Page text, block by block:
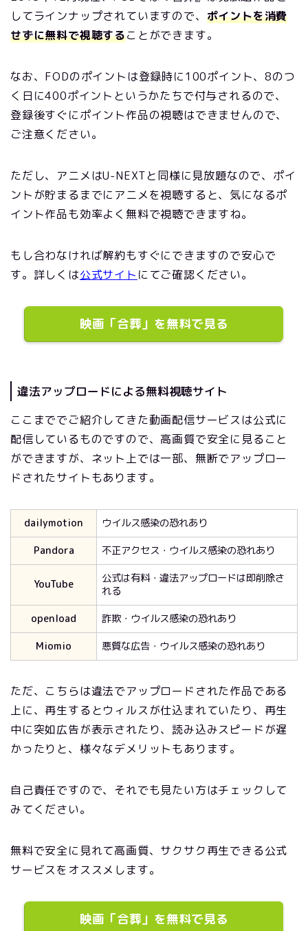
してラインナップされていますので、 ポイントを消費
せずに無料で視聴することができます。
なお、FODのポイントは登録時に100ポイント、8のつ
く日に400ポイントというかたちで付与されるので、
登録後すぐにポイント作品の視聴はできませんので、
ご注意ください。
ただし、アニメはU-NEXTと同様に見放題なので、ポイ
ントが貯まるまでにアニメを視聴すると、気になるポ
イント作品も効率よく無料で視聴できますね。
もし合わなければ解約もすぐにできますので安心で
す。詳しくは公式サイト にてご確認ください。
映画「合葬」を無料で見る
違法アップロードによる無料視聴サイト
ここまででご紹介してきた動画配信サービスは公式に
配信しているものですので、高画質で安全に見ること
ができますが、ネット上では一部、無断でアップロー
ドされたサイトもあります。
dailymotion
ウイルス感染の恐れあり
Pandora
不正アクセス・ウイルス感染の恐れあり
YouTube
公式は有料・違法アップロードは即削除さ
れる
openload
詐欺・ウイルス感染の恐れあり
Miomio
悪質な広告・ウイルス感染の恐れあり
ただ、こちらは違法でアップロードされた作品である
上に、再生するとウィルスが仕込まれていたり、再生
中に突如広告が表示されたり、読み込みスピードが遅
かったりと、様々なデメリットもあります。
自己責任ですので、それでも見たい方はチェックして
みてください。
無料で安全に見れて高画質、サクサク再生できる公式
サービスをオススメします。
映画「合葬」を無料で見る